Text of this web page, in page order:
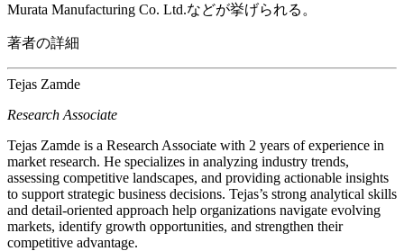
Murata Manufacturing Co. Ltd.などが挙げられる。
著者の詳細
Tejas Zamde
Research Associate
Tejas Zamde is a Research Associate with 2 years of experience in
market research. He specializes in analyzing industry trends,
assessing competitive landscapes, and providing actionable insights
to support strategic business decisions. Tejas’s strong analytical skills
and detail-oriented approach help organizations navigate evolving
markets, identify growth opportunities, and strengthen their
competitive advantage.